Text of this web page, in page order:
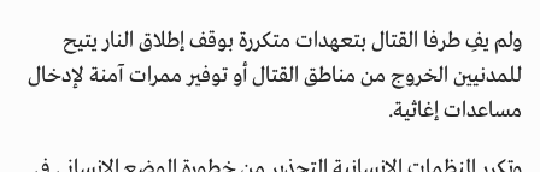
ولم يفِ طرفا القتال بتعهدات متكررة بوقف إطلاق النار يتيح
للمدنيين الخروج من مناطق القتال أو توفير ممرات آمنة لإدخال
مساعدات إغاثية.